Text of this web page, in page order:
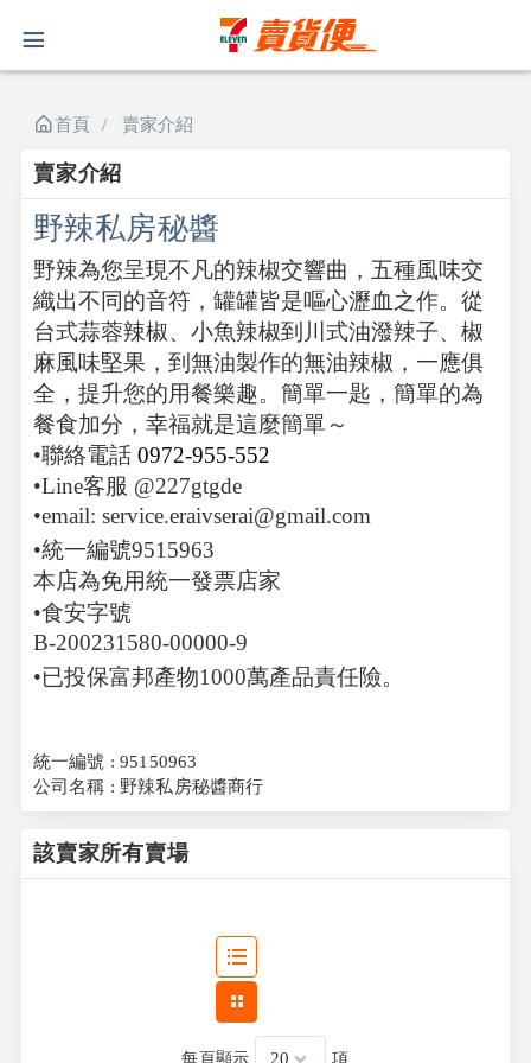
首頁 賣家介紹
賣家介紹
野辣私房秘醬
野辣為您呈現不凡的辣椒交響曲，五種風味交
織出不同的音符，罐罐皆是嘔心瀝血之作。從
台式蒜蓉辣椒、小魚辣椒到川式油潑辣子、椒
麻風味堅果，到無油製作的無油辣椒，一應俱
全，提升您的用餐樂趣。 簡單一匙，簡單的為
餐食加分 ，幸福就是這麼簡單～
•聯絡電話 0972-955-552
•Line客服 @227gtgde
•email: service.eraivserai@gmail.com
•統一編號9515963
本店為免用統一發票店家
•食安字號
B-200231580-00000-9
•已投保富邦產物1000萬產品責任險。
統一編號 : 95150963
公司名稱 : 野辣私房秘醬商行
該賣家所有賣場
每頁顯示 項